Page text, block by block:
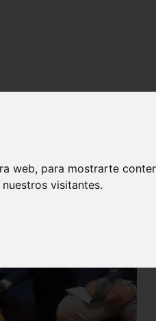
web, para mostrarte
visitantes.